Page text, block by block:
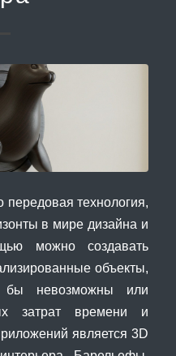
технология,
в мире дизайна и
можно создавать
объекты,
невозможны или
затрат времени и
является 3D